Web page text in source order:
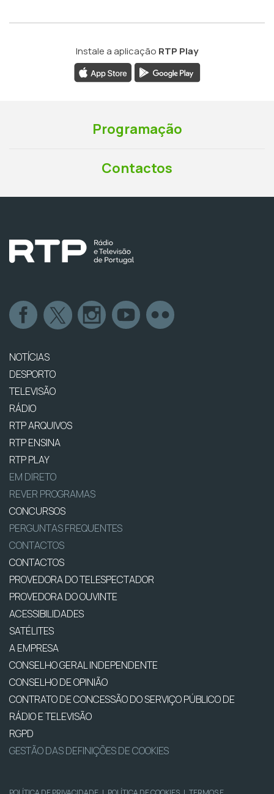
Instale a aplicação RTP Play
Programação
Contactos
NOTÍCIAS
DESPORTO
TELEVISÃO
RÁDIO
RTP ARQUIVOS
RTP ENSINA
RTP PLAY
EM DIRETO
REVER PROGRAMAS
CONCURSOS
PERGUNTAS FREQUENTES
CONTACTOS
CONTACTOS
PROVEDORA DO TELESPECTADOR
PROVEDORA DO OUVINTE
ACESSIBILIDADES
SATÉLITES
A EMPRESA
CONSELHO GERAL INDEPENDENTE
CONSELHO DE OPINIÃO
CONTRATO DE CONCESSÃO DO SERVIÇO PÚBLICO DE
RÁDIO E TELEVISÃO
RGPD
GESTÃO DAS DEFINIÇÕES DE COOKIES